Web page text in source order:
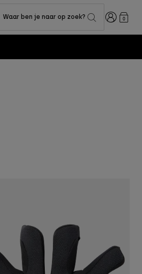
Waar ben je naar op zoek? Inloggen
0